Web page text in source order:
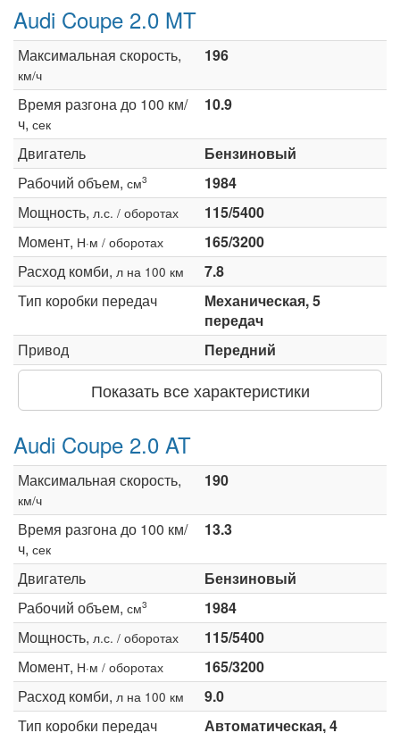
Audi Coupe 2.0 MT
Максимальная скорость,
км/ч
196
Время разгона до 100 км/
ч, сек
10.9
Двигатель
Бензиновый
Рабочий объем, см3
1984
Мощность, л.с. / оборотах
115/5400
Момент, Н·м / оборотах
165/3200
Расход комби, л на 100 км
7.8
Тип коробки передач
Механическая, 5
передач
Привод
Передний
Показать все характеристики
Audi Coupe 2.0 AT
Максимальная скорость,
км/ч
190
Время разгона до 100 км/
ч, сек
13.3
Двигатель
Бензиновый
Рабочий объем, см3
1984
Мощность, л.с. / оборотах
115/5400
Момент, Н·м / оборотах
165/3200
Расход комби, л на 100 км
9.0
Тип коробки передач
Автоматическая, 4